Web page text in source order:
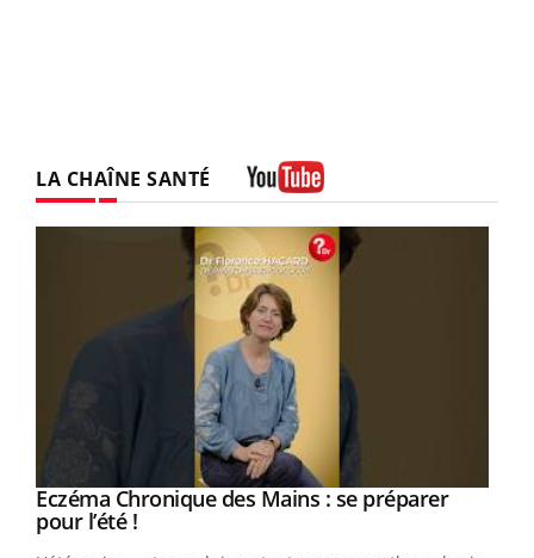
LA CHAÎNE SANTÉ
Youtube
Eczéma Chronique des Mains : se préparer
pour l’été !Youtube